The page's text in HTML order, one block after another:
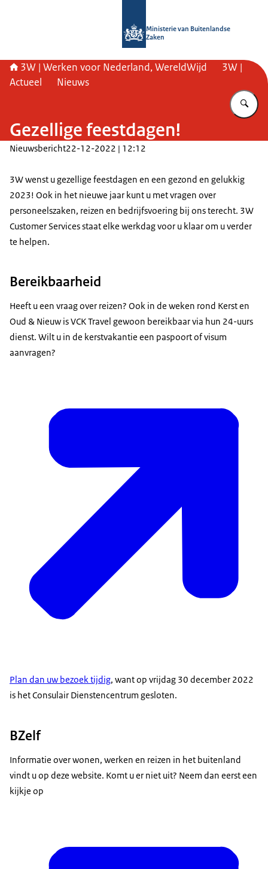
Ministerie van Buitenlandse
Zaken
3W | Werken voor Nederland, WereldWijd
3W |
Actueel
Nieuws
Gezellige feestdagen!
Nieuwsbericht22-12-2022 | 12:12
3W wenst u gezellige feestdagen en een gezond en gelukkig
2023! Ook in het nieuwe jaar kunt u met vragen over
personeelszaken, reizen en bedrijfsvoering bij ons terecht. 3W
Customer Services staat elke werkdag voor u klaar om u verder
te helpen.
Bereikbaarheid
Heeft u een vraag over reizen? Ook in de weken rond Kerst en
Oud & Nieuw is VCK Travel gewoon bereikbaar via hun 24-uurs
dienst. Wilt u in de kerstvakantie een paspoort of visum
aanvragen?
Plan dan uw bezoek tijdig, want op vrijdag 30 december 2022
is het Consulair Dienstencentrum gesloten.
BZelf
Informatie over wonen, werken en reizen in het buitenland
vindt u op deze website. Komt u er niet uit? Neem dan eerst een
kijkje op